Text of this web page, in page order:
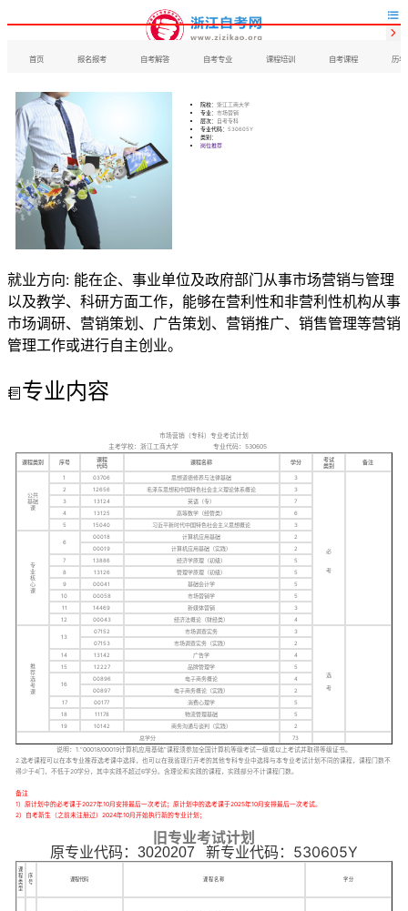

首页 报名报考 自考解答 自考专业 课程培训 自考课程 历年

院校： 浙江工商大学
专业： 市场营销
层次：
自考专科
专业代码： 530605Y
类别：
岗位推荐
就业方向: 能在企、事业单位及政府部门从事市场营销与管理
以及教学、科研方面工作，能够在营利性和非营利性机构从事
市场调研、营销策划、广告策划、营销推广、销售管理等营销
管理工作或进行自主创业。
 专业内容
市场营销（专科）专业考试计划
主考学校：浙江工商大学 专业代码：530605
课程类别 序号
课程
代码
课程名称 学分
考试
类别
备注
公共
基础
课
1 03706 思想道德修养与法律基础 3
必
考
2 12656 毛泽东思想和中国特色社会主义理论体系概论
3
3
13124 英语（专）
7
4
13125 高等数学（经管类）
6
5
15040 习近平新时代中国特色社会主义思想概论 3
专
业
核
心
课
6
00018 计算机应用基础
2
00019
计算机应用基础（实践）
2
7
13886 经济学原理（初级）
5
8
13126 管理学原理（初级）
5
9
00041 基础会计学
5
10
00058 市场营销学
5
11
14469 新媒体营销
3
12
00043 经济法概论（财经类） 4
推
荐
选
考
课
13
07152 市场调查实务 3
选
考
07153 市场调查实务（实践）
2
14
13142 广告学
4
15
12227 品牌管理学 5
16
00896 电子商务概论
4
00897
电子商务概论（实践）
2
17
00177 消费心理学
5
18
11178 物流管理基础
5
19
10142 商务沟通与谈判（实践）
2
总学分
73
说明：1.“00018/00019计算机应用基础”课程须参加全国计算机等级考试一级或以上考试并取得等级证书。
2.选考课程可以在本专业推荐选考课中选择，也可以在我省现行开考的其他专科专业中选择与本专业考试计划不同的课程，课程门数不
得少于4门，不低于20学分，其中实践不超过6学分。含理论和实践的课程，实践部分不计课程门数。
备注
1）原计划中的必考课于2027年10月安排最后一次考试；原计划中的选考课于2025年10月安排最后一次考试。
2）自考新生（之前未注册过）2024年10月开始执行新的专业计划；
旧专业考试计划
原专业代码：3020207 新专业代码： 530605Y
课
程
类
型
序
号
课程代码 课 程 名 称 学 分